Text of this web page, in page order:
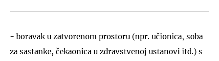
- boravak u zatvorenom prostoru (npr. učionica, soba
za sastanke, čekaonica u zdravstvenoj ustanovi itd.) s